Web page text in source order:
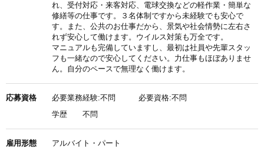
れ、受付対応・来客対応、電球交換などの軽作業・簡単な
修繕等の仕事です。３名体制ですから未経験でも安心で
す。また、公共のお仕事だから、景気や社会情勢に左右さ
れず安心して働けます。ウイルス対策も万全です。
マニュアルも完備していますし、最初は社員や先輩スタッ
フも一緒なので安心してください。力仕事もほぼありませ
ん。自分のペースで無理なく働けます。
応募資格
必要業務経験:不問 必要資格:不問
学歴
不問
雇用形態 アルバイト・パート